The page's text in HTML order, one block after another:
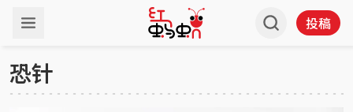
投稿
恐针